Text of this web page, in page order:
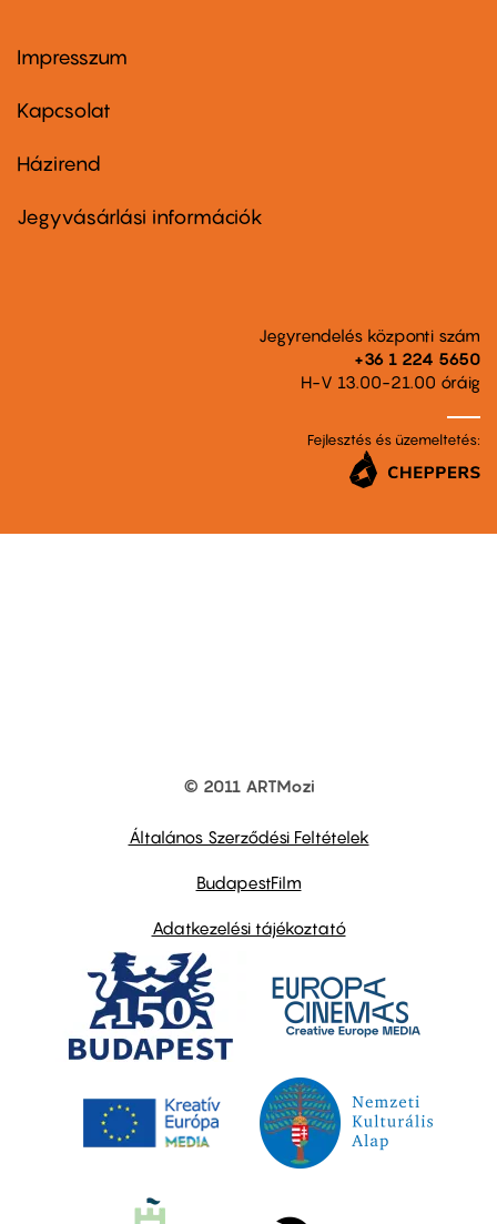
Footer
first
Impresszum
Kapcsolat
Footer
second
Házirend
Jegyvásárlási információk
Jegyrendelés központi szám
+36 1 224 5650
H-V 13.00-21.00 óráig
Fejlesztés és üzemeltetés:
© 2011 ARTMozi
Általános Szerződési Feltételek
BudapestFilm
Adatkezelési tájékoztató